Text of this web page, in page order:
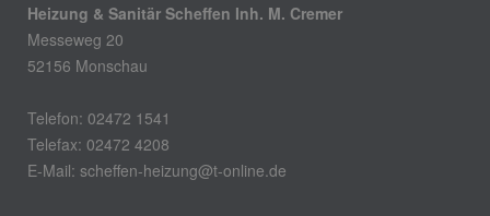
Heizung & Sanitär Scheffen Inh. M. Cremer
Messeweg 20
52156 Monschau
Telefon: 02472 1541
Telefax: 02472 4208
E-Mail: scheffen-heizung@t-online.de